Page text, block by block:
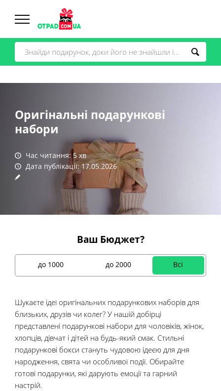
Оригінальні подарункові
набори
Час читання:5 хв
Дата публікації:17.05.2026
Ваш Бюджет?
до 1000 до 2000 Всі
Шукаєте ідеї оригінальних подарункових наборів для
близьких, друзів чи колег? У нашій добірці
представлені подарункові набори для чоловіків, жінок,
хлопців, дівчат і дітей на будь-який смак. Стильні
подарункові бокси стануть чудовою ідеєю для дня
народження, свята чи особливої події. Обирайте
готові подарунки, які дарують емоції та гарний
настрій.